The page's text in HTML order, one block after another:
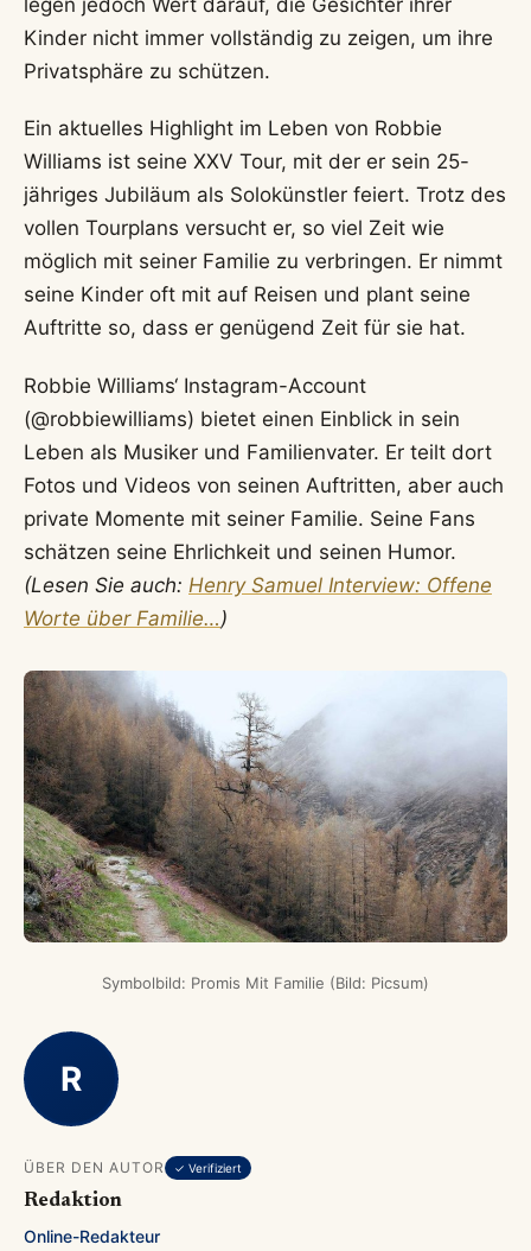
legen jedoch Wert darauf, die Gesichter ihrer
Kinder nicht immer vollständig zu zeigen, um ihre
Privatsphäre zu schützen.
Ein aktuelles Highlight im Leben von Robbie
Williams ist seine XXV Tour, mit der er sein 25-
jähriges Jubiläum als Solokünstler feiert. Trotz des
vollen Tourplans versucht er, so viel Zeit wie
möglich mit seiner Familie zu verbringen. Er nimmt
seine Kinder oft mit auf Reisen und plant seine
Auftritte so, dass er genügend Zeit für sie hat.
Robbie Williams‘ Instagram-Account
(@robbiewilliams) bietet einen Einblick in sein
Leben als Musiker und Familienvater. Er teilt dort
Fotos und Videos von seinen Auftritten, aber auch
private Momente mit seiner Familie. Seine Fans
schätzen seine Ehrlichkeit und seinen Humor.
(Lesen Sie auch: Henry Samuel Interview: Offene
Worte über Familie…)
Symbolbild: Promis Mit Familie (Bild: Picsum)
R
ÜBER DEN AUTOR ✓ Verifiziert
Redaktion
Online-Redakteur